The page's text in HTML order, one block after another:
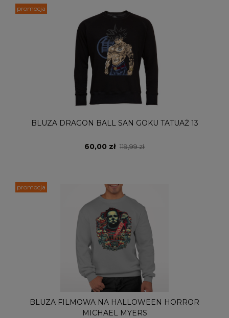
BLUZA DRAGON BALL SAN GOKU TATUAŻ 13
60,00 zł 119,99 zł
promocja
BLUZA FILMOWA NA HALLOWEEN HORROR
MICHAEL MYERS
promocja